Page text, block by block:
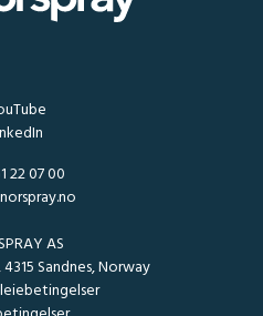
22 07 00
AS
Sandnes, Norway